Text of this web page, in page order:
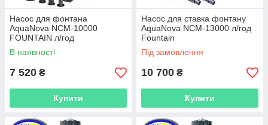
Насос для фонтана
AquaNova NCM-10000
FOUNTAIN л/год
В наявності
7 520 ₴
Купити
Насос для ставка фонтану
AquaNova NCM-13000 л/год
Fountain
Під замовлення
10 700 ₴
Купити